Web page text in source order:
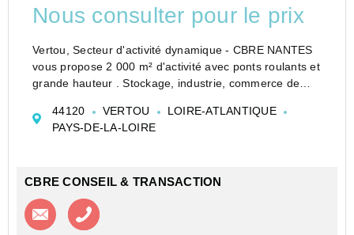
Nous consulter pour le prix
Vertou, Secteur d'activité dynamique - CBRE NANTES
vous propose 2 000 m² d'activité avec ponts roulants et
grande hauteur . Stockage, industrie, commerce de
sécurisé et disponibilité immédiate.
44120 VERTOU
LOIRE-ATLANTIQUE
PAYS-DE-LA-LOIRE
CBRE CONSEIL & TRANSACTION
Contacter l'agence